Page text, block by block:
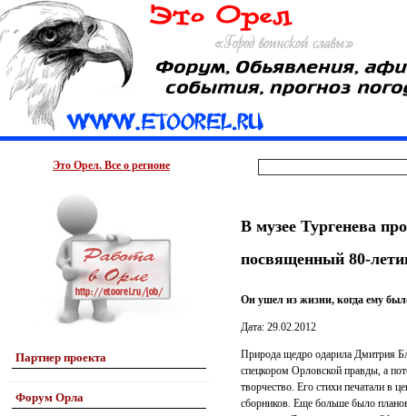
Это Орел. Все о регионе
Партнер проекта
Форум Орла
В музее Тургенева
посвященный 80-
Он ушел из жизни, когда ему
Дата: 29.02.2012
Природа щедро одарила Дмитрия
спецкором Орловской правды, а
творчество. Его стихи печатали в
сборников. Еще больше было